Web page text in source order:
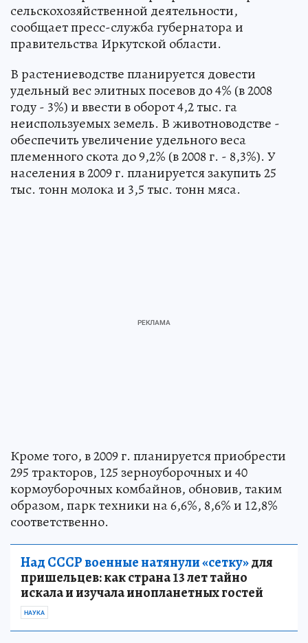
сельскохозяйственной деятельности,
сообщает пресс-служба губернатора и
правительства Иркутской области.
В растениеводстве планируется довести
удельный вес элитных посевов до 4% (в 2008
году - 3%) и ввести в оборот 4,2 тыс. га
неиспользуемых земель. В животноводстве -
обеспечить увеличение удельного веса
племенного скота до 9,2% (в 2008 г. - 8,3%). У
населения в 2009 г. планируется закупить 25
тыс. тонн молока и 3,5 тыс. тонн мяса.
Кроме того, в 2009 г. планируется приобрести
295 тракторов, 125 зерноуборочных и 40
кормоуборочных комбайнов, обновив, таким
образом, парк техники на 6,6%, 8,6% и 12,8%
соответственно.
Над СССР военные натянули «сетку»для
пришельцев: как страна 13 лет тайно
искала и изучала инопланетных гостей
НАУКА